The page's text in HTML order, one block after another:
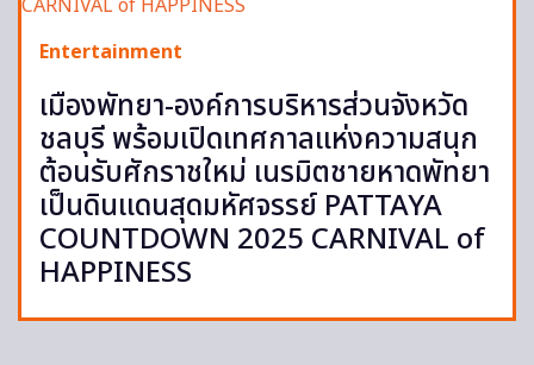
Entertainment
เมืองพัทยา-องค์การบริหารส่วนจังหวัด
ชลบุรี พร้อมเปิดเทศกาลแห่งความสนุก
ต้อนรับศักราชใหม่ เนรมิตชายหาดพัทยา
เป็นดินแดนสุดมหัศจรรย์ PATTAYA
COUNTDOWN 2025 CARNIVAL of
HAPPINESS